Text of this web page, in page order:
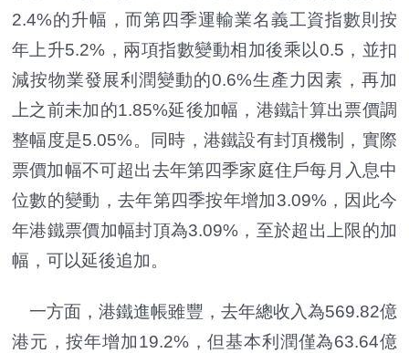
2.4%的升幅，而第四季運輸業名義工資指數則按
年上升5.2%，兩項指數變動相加後乘以0.5，並扣
減按物業發展利潤變動的0.6%生產力因素，再加
上之前未加的1.85%延後加幅，港鐵計算出票價調
整幅度是5.05%。同時，港鐵設有封頂機制，實際
票價加幅不可超出去年第四季家庭住戶每月入息中
位數的變動，去年第四季按年增加3.09%，因此今
年港鐵票價加幅封頂為3.09%，至於超出上限的加
幅，可以延後追加。
一方面，港鐵進帳雖豐，去年總收入為569.82億
港元，按年增加19.2%，但基本利潤僅為63.64億